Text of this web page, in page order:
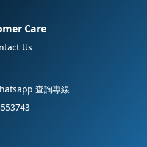
Care
Us
查詢專線